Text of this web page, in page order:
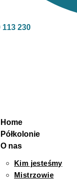
113 230
Home
Półkolonie
O nas
Kim jesteśmy
Mistrzowie